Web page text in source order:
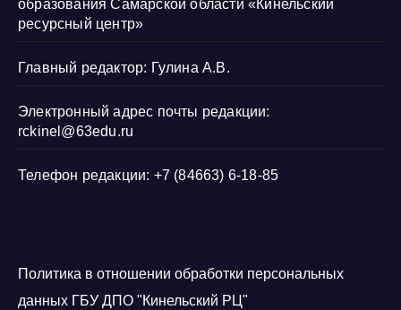
образования Самарской области «Кинельский
ресурсный центр»
Главный редактор: Гулина А.В.
Электронный адрес почты редакции:
rckinel@63edu.ru
Телефон редакции: +7 (84663) 6-18-85
Политика в отношении обработки персональных
данных ГБУ ДПО "Кинельский РЦ"